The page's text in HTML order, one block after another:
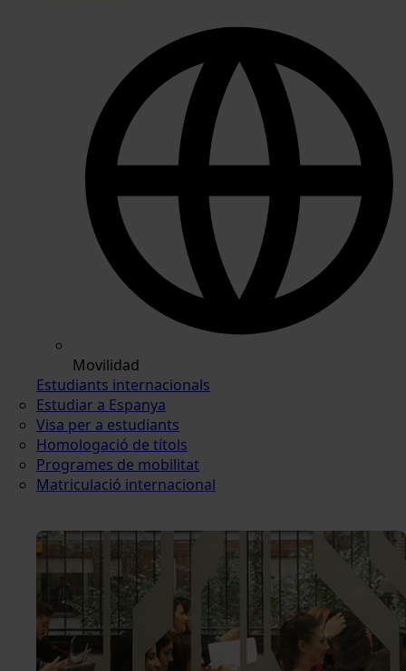
Movilidad
Estudiants internacionals
Estudiar a Espanya
Visa per a estudiants
Homologació de títols
Programes de mobilitat
Matriculació internacional